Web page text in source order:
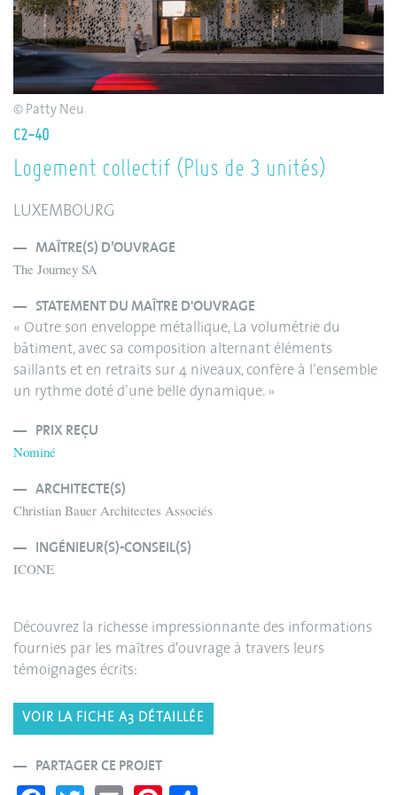
C2-40
Logement collectif (Plus de 3 unités)
LUXEMBOURG
MAÎTRE(S) D’OUVRAGE
The Journey SA
STATEMENT DU MAÎTRE D'OUVRAGE
« Outre son enveloppe métallique, La volumétrie du
bâtiment, avec sa composition alternant éléments
saillants et en retraits sur 4 niveaux, confère à l’ensemble
un rythme doté d’une belle dynamique. »
PRIX REÇU
Nominé
ARCHITECTE(S)
Christian Bauer Architectes Associés
INGÉNIEUR(S)-CONSEIL(S)
ICONE
Découvrez la richesse impressionnante des informations
fournies par les maîtres d'ouvrage à travers leurs
témoignages écrits:
VOIR LA FICHE A3 DÉTAILLÉE
PARTAGER CE PROJET
© Patty Neu